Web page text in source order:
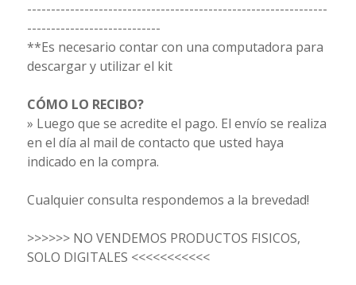
---------------------------------------------------------------
----------------------------
**Es necesario contar con una computadora para
descargar y utilizar el kit
CÓMO LO RECIBO?
» Luego que se acredite el pago. El envío se realiza
en el día al mail de contacto que usted haya
indicado en la compra.
Cualquier consulta respondemos a la brevedad!
>>>>>> NO VENDEMOS PRODUCTOS FISICOS,
SOLO DIGITALES <<<<<<<<<<<